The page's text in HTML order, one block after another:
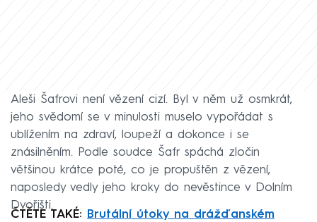
Aleši Šafrovi není vězení cizí. Byl v něm už osmkrát,
jeho svědomí se v minulosti muselo vypořádat s
ublížením na zdraví, loupeží a dokonce i se
znásilněním. Podle soudce Šafr spáchá zločin
většinou krátce poté, co je propuštěn z vězení,
naposledy vedly jeho kroky do nevěstince v Dolním
Dvořišti.
ČTĚTE TAKÉ:
Brutální útoky na drážďanském